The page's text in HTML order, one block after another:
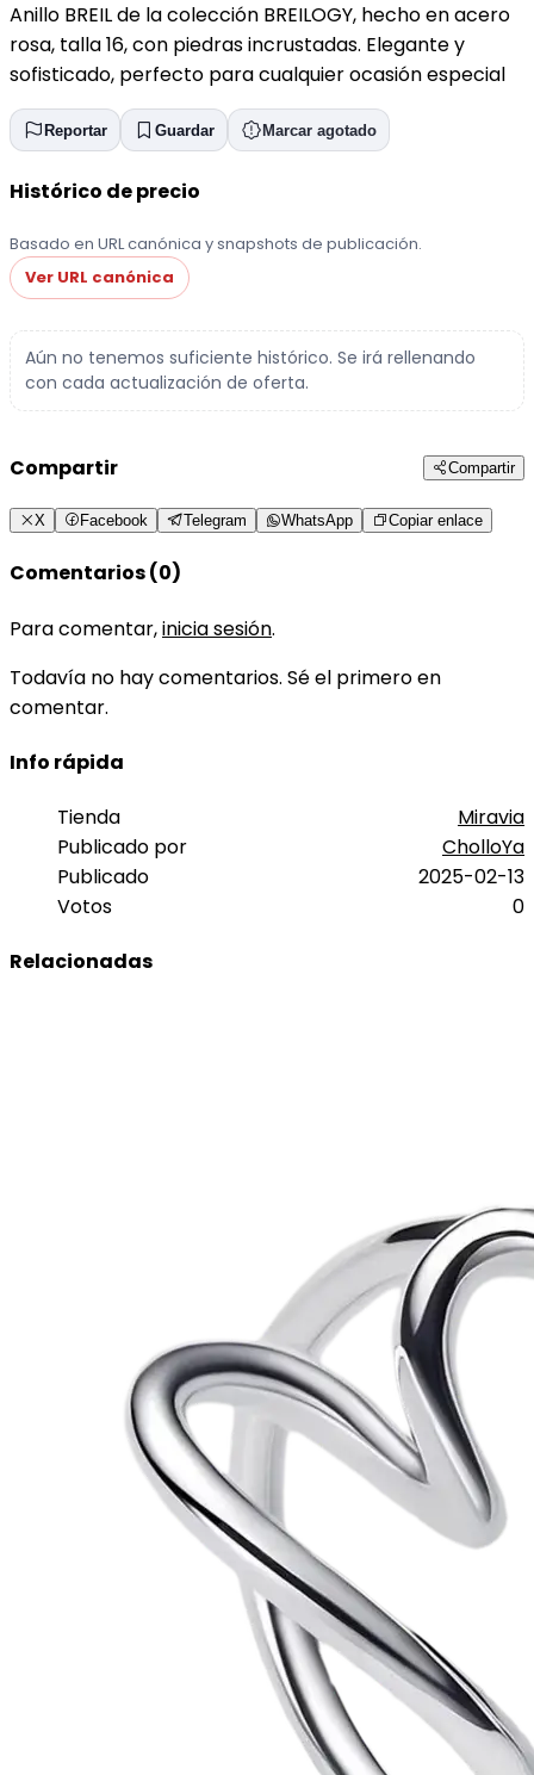
Anillo BREIL de la colección BREILOGY, hecho en acero
rosa, talla 16, con piedras incrustadas. Elegante y
sofisticado, perfecto para cualquier ocasión especial
Reportar Guardar Marcar agotado
Histórico de precio
Basado en URL canónica y snapshots de publicación.
Ver URL canónica
Aún no tenemos suficiente histórico. Se irá rellenando
con cada actualización de oferta.
Compartir Compartir
X Facebook Telegram WhatsApp Copiar enlace
Comentarios (0)
Para comentar,inicia sesión.
Todavía no hay comentarios. Sé el primero en
comentar.
Info rápida
Tienda
Miravia
Publicado por
CholloYa
Publicado
2025-02-13
Votos
0
Relacionadas